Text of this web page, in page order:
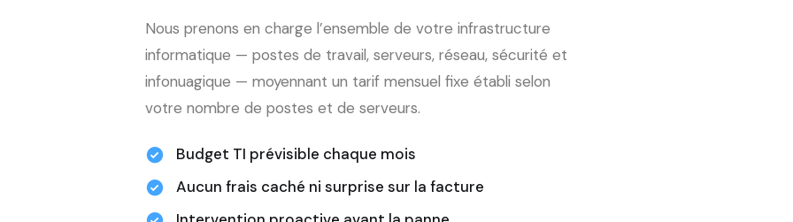
Nous prenons en charge l’ensemble de votre infrastructure
informatique — postes de travail, serveurs, réseau, sécurité et
infonuagique — moyennant un tarif mensuel fixe établi selon
votre nombre de postes et de serveurs.
Budget TI prévisible chaque mois
Aucun frais caché ni surprise sur la facture